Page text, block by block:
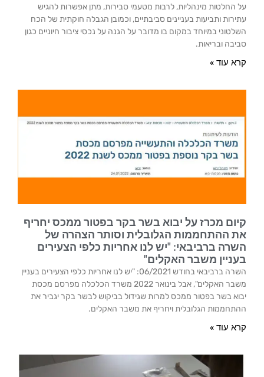
על החלטות מינהליות, לרבות מטעמי סבירות, מתן אפשרות להגיש
עתירות ותביעות בעניינים סביבתיים, וכמובן הגבלה חוקתית של הכח
השלטוני במיוחד במקום בו מדובר על הגנה על נכסי ציבור חיוניים כגון
סביבה ובריאות.
קרא עוד »
קיום מכרז על יבוא בשר בקר בפטור ממכס יחריף
את ההתחממות הגלובלית וסותר הצהרה של
השרה ברביבאי: "יש לנו אחריות כלפי הצעירים
בעניין משבר האקלים"
השרה ברביבאי בחודש 06/2021: "יש לנו אחריות כלפי הצעירים בעניין
משבר האקלים", אבל בינואר 2022 משרד הכלכלה מפרסם מכסת
יבוא בשר בפטור ממכס למרות שגידול בביקוש לבשר בקר יגביר את
ההתחממות הגלובלית ויחריף את משבר האקלים.
קרא עוד »